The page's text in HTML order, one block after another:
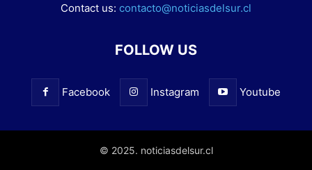
Contact us: contacto@noticiasdelsur.cl
FOLLOW US
Facebook Instagram Youtube
© 2025. noticiasdelsur.cl